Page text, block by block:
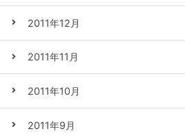
2011年12月
2011年11月
2011年10月
2011年9月